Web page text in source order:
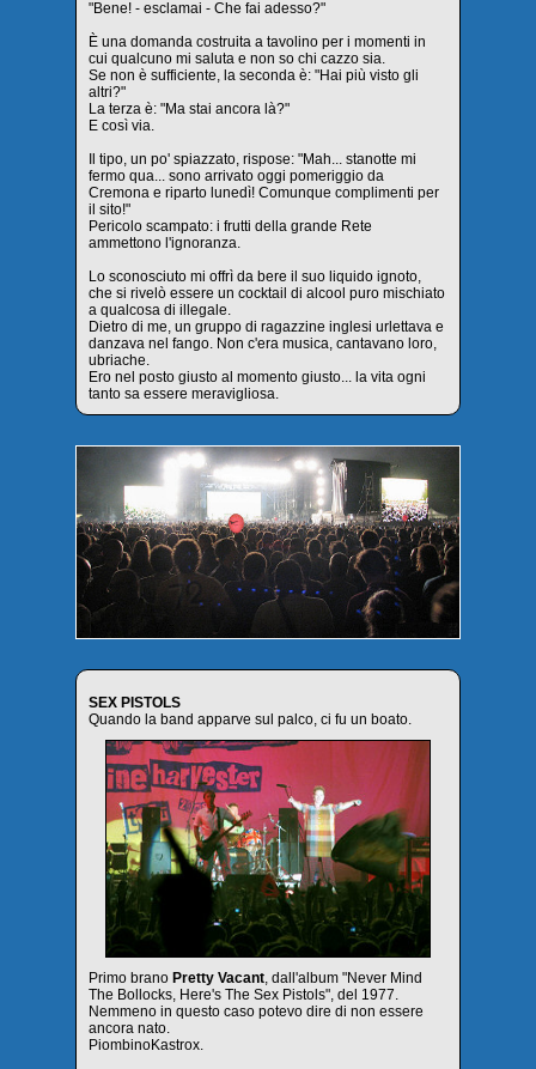
"Bene! - esclamai - Che fai adesso?"
È una domanda costruita a tavolino per i momenti in
cui qualcuno mi saluta e non so chi cazzo sia.
Se non è sufficiente, la seconda è: "Hai più visto gli
altri?"
La terza è: "Ma stai ancora là?"
E così via.
Il tipo, un po' spiazzato, rispose: "Mah... stanotte mi
fermo qua... sono arrivato oggi pomeriggio da
Cremona e riparto lunedì! Comunque complimenti per
il sito!"
Pericolo scampato: i frutti della grande Rete
ammettono l'ignoranza.
Lo sconosciuto mi offrì da bere il suo liquido ignoto,
che si rivelò essere un cocktail di alcool puro mischiato
a qualcosa di illegale.
Dietro di me, un gruppo di ragazzine inglesi urlettava e
danzava nel fango. Non c'era musica, cantavano loro,
ubriache.
Ero nel posto giusto al momento giusto... la vita ogni
tanto sa essere meravigliosa.
SEX PISTOLS
Quando la band apparve sul palco, ci fu un boato.
Primo brano Pretty Vacant, dall'album "Never Mind
The Bollocks, Here's The Sex Pistols", del 1977.
Nemmeno in questo caso potevo dire di non essere
ancora nato.
PiombinoKastrox.